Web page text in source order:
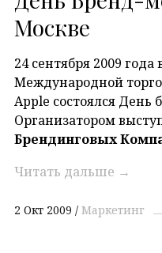
Москве
24 сентября 2009
Международной
Apple состоялся
Организатором
Брендинговых
Читать дальше →
2 Окт 2009 Маркетинг